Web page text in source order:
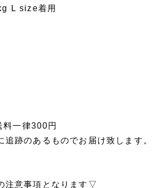
L size着用
一律300円
追跡のあるものでお届け致します。
注意事項となります▽